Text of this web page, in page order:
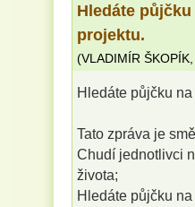
Hledáte
projektu.
(VLADIMÍR ŠKOPÍK
Hledáte půjčku
Tato zpráva je
Chudí jednotlivci
života;
Hledáte půjčku